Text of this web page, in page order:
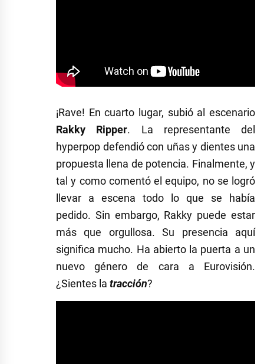
¡Rave! En cuarto lugar, subió al escenario
Rakky Ripper. La representante del
hyperpop defendió con uñas y dientes una
propuesta llena de potencia. Finalmente, y
tal y como comentó el equipo, no se logró
llevar a escena todo lo que se había
pedido. Sin embargo, Rakky puede estar
más que orgullosa. Su presencia aquí
significa mucho. Ha abierto la puerta a un
nuevo género de cara a Eurovisión.
¿Sientes la tracción?